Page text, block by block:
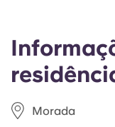
Morada